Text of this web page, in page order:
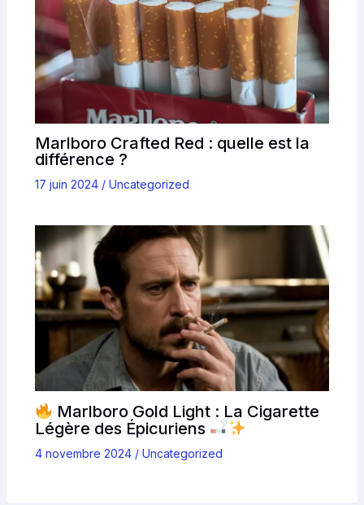
Marlboro Crafted Red : quelle est la
différence ?
17 juin 2024 / Uncategorized
Marlboro Gold Light : La Cigarette
Légère des Épicuriens
4 novembre 2024 / Uncategorized